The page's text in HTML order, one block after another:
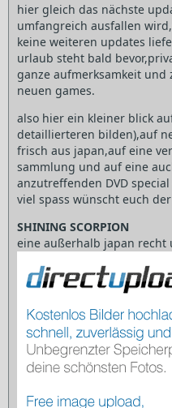
hier gleich das nächste
umfangreich ausfallen
keine weiteren updates
urlaub steht bald
ganze aufmerksamkeit
neuen games.
also hier ein kleiner blick
detaillierteren bilden),auf
frisch aus japan,auf eine
sammlung und auf eine
anzutreffenden DVD
viel spass wünscht euch
SHINING SCORPION
eine außerhalb japan recht